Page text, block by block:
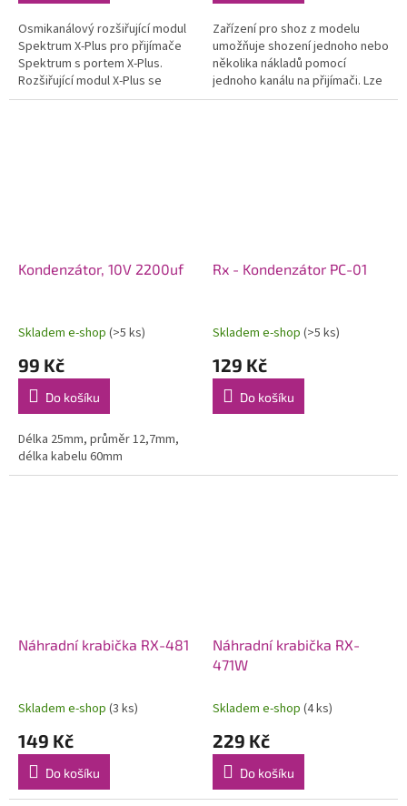
Osmikanálový rozšiřující modul
Spektrum X-Plus pro přijímače
Spektrum s portem X-Plus.
Rozšiřující modul X-Plus se
připojuje standardním třížilovým
Zařízení pro shoz z modelu
umožňuje shození jednoho nebo
několika nákladů pomocí
jednoho kanálu na přijímači. Lze
jej použít i jako tažné zařízení
Kondenzátor, 10V 2200uf
Skladem e-shop (>5 ks)
99 Kč
Do košíku
Délka 25mm, průměr 12,7mm,
délka kabelu 60mm
Rx - Kondenzátor PC-01
Skladem e-shop (>5 ks)
129 Kč
Do košíku
Náhradní krabička RX-481
Skladem e-shop (3 ks)
149 Kč
Do košíku
Náhradní krabička RX-
471W
Skladem e-shop (4 ks)
229 Kč
Do košíku